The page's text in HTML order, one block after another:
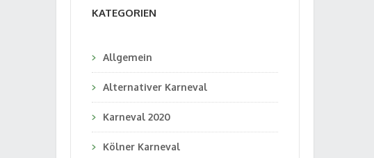
KATEGORIEN
Allgemein
Alternativer Karneval
Karneval 2020
Kölner Karneval